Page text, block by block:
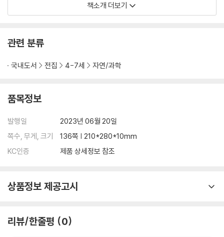
책소개 더보기
관련 분류
국내도서 전집 4-7세 자연/과학
품목정보
발행일
2023년 06월 20일
쪽수, 무게, 크기
136쪽 | 210*280*10mm
KC인증
제품 상세정보 참조
상품정보 제공고시
리뷰/한줄평 0